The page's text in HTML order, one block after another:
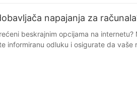
napajanja za
i ocjena kupaca, što vam može pomoći da donesete informiranu odluku prije kupnje. Osim toga, Amazon nudi brzu dostavu i korisničko sučelje, što ga čini praktičnom opcijom za one kojima je napajanje brzo potrebno. Još jedna popularna online platforma za pronalaženje dobavljača napajanja za računala je Newegg. Poznat po svom širokom izboru računalnog hardvera i pribora, Newegg je odredište mnogih tehnološki naprednih potrošača. S detaljnim opisima i specifikacijama proizvoda, kao i recenzijama i ocjenama kupaca, Newegg pruža obilje informacija koje će vam pomoći da pronađete savršeno napajanje za svoje računalo. Osim toga, Newegg nudi konkurentne cijene i česte rasprodaje i promocije, što ga čini isplativom opcijom za one s ograničenim budžetom. Za one koji žele kupovati izravno od proizvođača, posjet web stranicama proizvođača napajanja kao što su Corsair, EVGA i Seasonic izvrsna je opcija. Kupnjom od proizvođača možete biti sigurni da dobivate originalan proizvod koji je kompatibilan s vašim specifičnim računalnim sustavom. Nadalje, mnogi proizvođači nude jamstva i usluge korisničke podrške, što vam daje dodatni mir prilikom kupnje. Uz ove popularne online platforme, postoje i specijalizirane web stranice koje se posebno bave računalnim hardverom i priborom. Web stranice poput PCPartPickera i Tom's Hardwarea nude sveobuhvatne vodiče i recenzije koje će vam pomoći da pronađete najbolje napajanje za svoje računalo. Ove web stranice često pružaju detaljne analize i usporedbe različitih opcija napajanja, što vam omogućuje da donesete informiranu odluku na temelju svojih specifičnih potreba i proračuna. Zaključno, kada je riječ o pronalaženju dobavljača napajanja za računala, potrošačima je dostupno nekoliko online platformi. Bez obzira odlučite li se za kupnju na Amazonu, Neweggu ili izravno od proizvođača, važno je uzeti u obzir